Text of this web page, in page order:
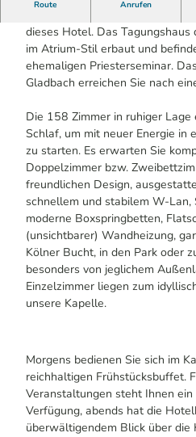
a
u
r
a
t
D
o
m
b
l
i
c
k
Route Anrufen
dieses Hotel. Das
im Atrium-Stil erbaut und
ehemaligen Priesterseminar.
Gladbach erreichen Sie nach
Die 158 Zimmer in ruhiger
Schlaf, um mit neuer Energie in
zu starten. Es erwarten Sie
Doppelzimmer bzw.
freundlichen Design,
schnellem und stabilem W-Lan,
moderne Boxspringbetten,
(unsichtbarer) Wandheizung,
Kölner Bucht, in den Park oder
besonders von jeglichem
Einzelzimmer liegen zum
unsere Kapelle.
Morgens bedienen Sie sich im
reichhaltigen Frühstücksbuffet.
Veranstaltungen steht Ihnen
Verfügung, abends hat die
überwältigendem Blick über